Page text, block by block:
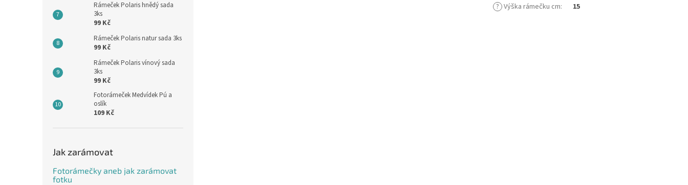
Rámeček Polaris hnědý sada
3ks
99 Kč
Rámeček Polaris natur sada 3ks
99 Kč
Rámeček Polaris vínový sada
3ks
99 Kč
Fotorámeček Medvídek Pú a
oslík
109 Kč
Jak zarámovat
Fotorámečky aneb jak zarámovat
fotku
? Výška rámečku cm: 15